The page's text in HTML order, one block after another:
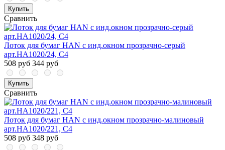
Купить
Сравнить
Лоток для бумаг HAN с инд.окном прозрачно-серый
арт.HA1020/24, С4
508 руб 344 руб
Купить
Сравнить
Лоток для бумаг HAN с инд.окном прозрачно-малиновый
арт.HA1020/221, С4
508 руб 348 руб